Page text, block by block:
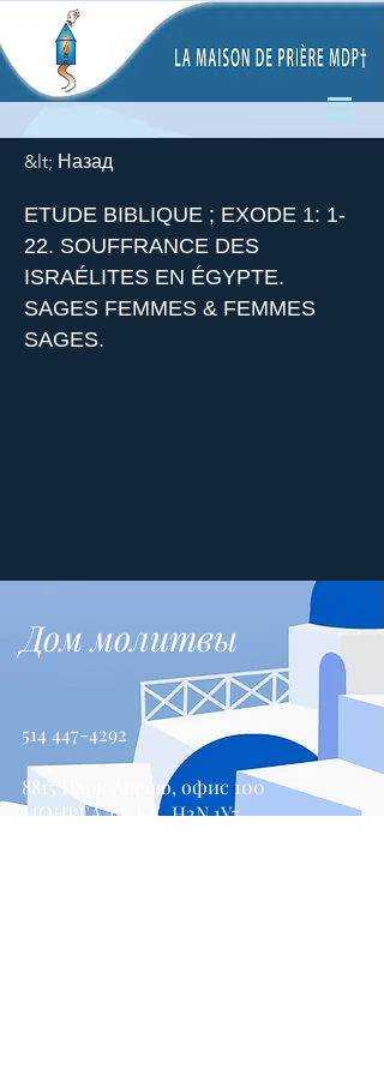
&lt; Назад
ETUDE BIBLIQUE ; EXODE 1: 1-
22. SOUFFRANCE DES
ISRAÉLITES EN ÉGYPTE.
SAGES FEMMES & FEMMES
SAGES.
Дом молитвы
514 447-4292
8815 Парк Авеню, офис 100
МОНРЕАЛЬ, КК, H2N 1Y7